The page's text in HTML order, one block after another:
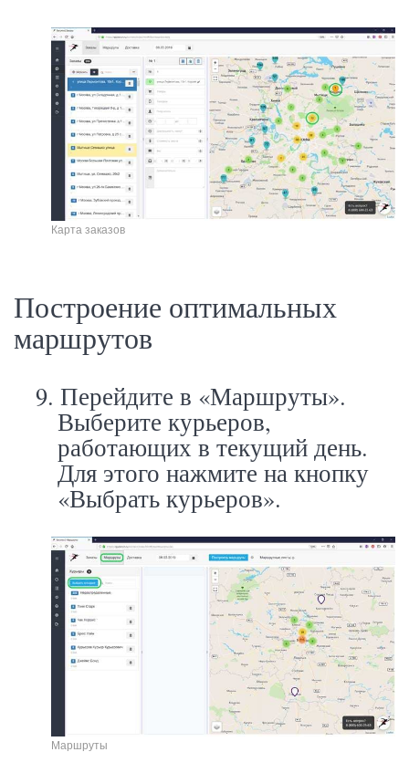
Карта заказов
Построение оптимальных
маршрутов
9. Перейдите в «Маршруты».
Выберите курьеров,
работающих в текущий день.
Для этого нажмите на кнопку
«Выбрать курьеров».
Маршруты